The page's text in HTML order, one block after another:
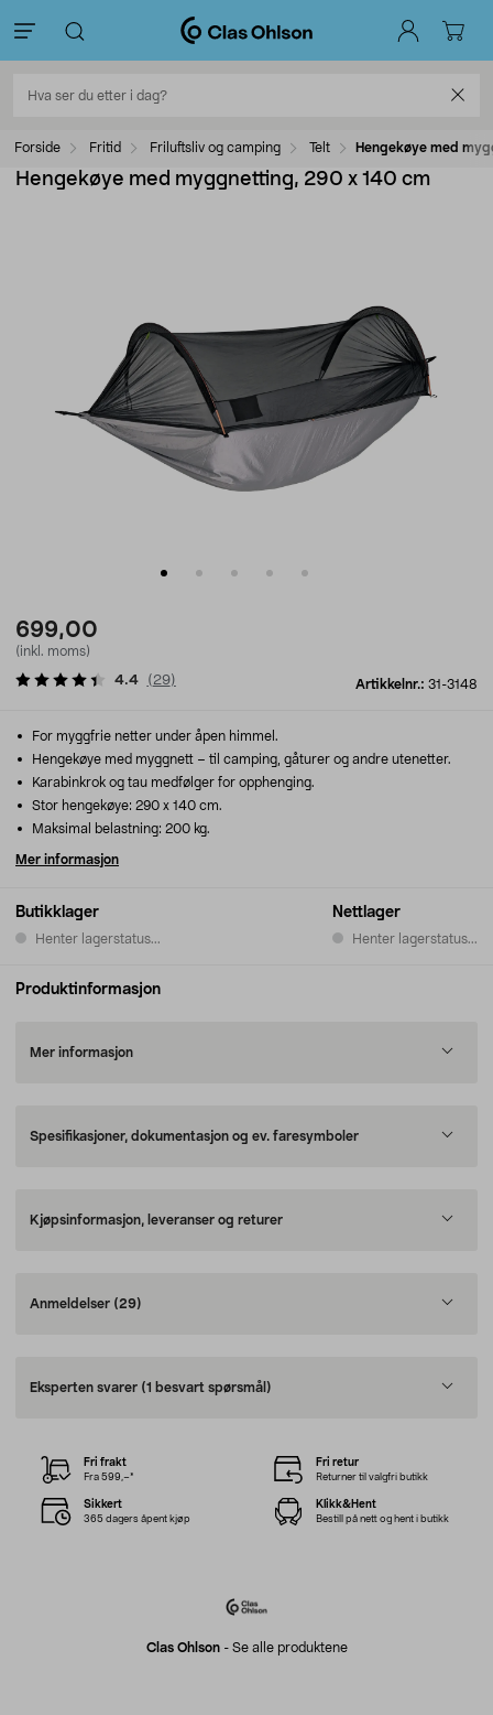
Forside Fritid Friluftsliv og camping Telt Hengekøye med
Hengekøye med myggnetting, 290 x 140 cm
699,00
(inkl. moms)
Artikkelnr.: 31-3148
4.4 ( 29)
Butikklager
Henter lagerstatus...
Nettlager
Henter lagerstatus...
For myggfrie netter under åpen himmel.
Hengekøye med myggnett – til camping, gåturer og andre utenetter.
Karabinkrok og tau medfølger for opphenging.
Stor hengekøye: 290 x 140 cm.
Maksimal belastning: 200 kg.
Mer informasjon
Produktinformasjon
Mer informasjon
Spesifikasjoner, dokumentasjon og ev. faresymboler
Kjøpsinformasjon, leveranser og returer
Anmeldelser (29)
Eksperten svarer (1 besvart spørsmål)
Clas Ohlson- Se alle produktene
Fri frakt
Fra 599,–*
Fri retur
Returner til valgfri butikk
Sikkert
365 dagers åpent kjøp
Klikk&Hent
Bestill på nett og hent i butikk